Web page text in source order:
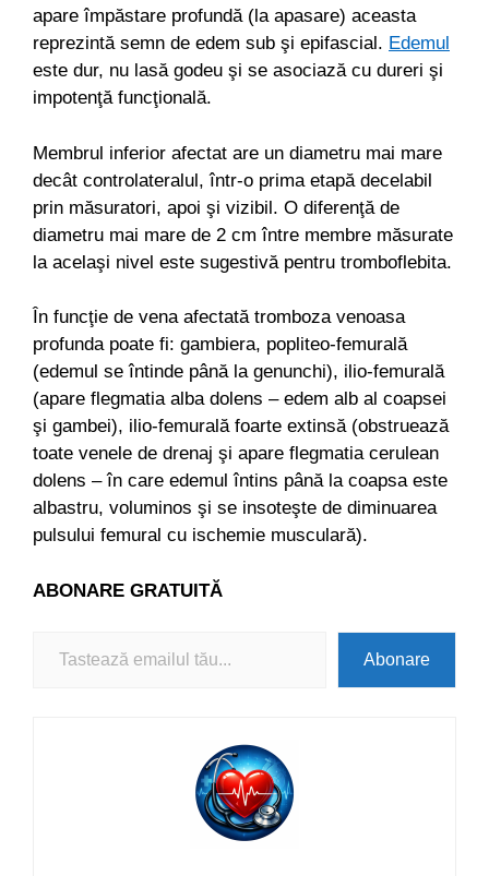
apare împăstare profundă (la apasare) aceasta
reprezintă semn de edem sub şi epifascial. Edemul
este dur, nu lasă godeu şi se asociază cu dureri şi
impotenţă funcţională.
Membrul inferior afectat are un diametru mai mare
decât controlateralul, într-o prima etapă decelabil
prin măsuratori, apoi şi vizibil. O diferenţă de
diametru mai mare de 2 cm între membre măsurate
la acelaşi nivel este sugestivă pentru tromboflebita.
În funcţie de vena afectată tromboza venoasa
profunda poate fi: gambiera, popliteo-femurală
(edemul se întinde până la genunchi), ilio-femurală
(apare flegmatia alba dolens – edem alb al coapsei
şi gambei), ilio-femurală foarte extinsă (obstruează
toate venele de drenaj şi apare flegmatia cerulean
dolens – în care edemul întins până la coapsa este
albastru, voluminos şi se insoteşte de diminuarea
pulsului femural cu ischemie musculară).
ABONARE GRATUITĂ
Abonare